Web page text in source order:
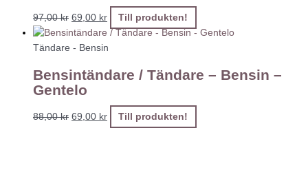
97,00kr 69,00 kr Till produkten!
Tändare - Bensin
Bensintändare / Tändare – Bensin –
Gentelo
88,00kr 69,00 kr Till produkten!